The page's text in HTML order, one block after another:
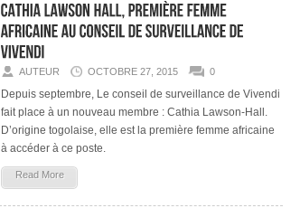
AUTEUR OCTOBRE 27, 2015 0
Depuis septembre, Le conseil de surveillance de Vivendi
fait place à un nouveau membre : Cathia Lawson-Hall.
D’origine togolaise, elle est la première femme africaine
à accéder à ce poste.
Read More